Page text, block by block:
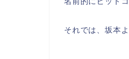
それでは、坂本